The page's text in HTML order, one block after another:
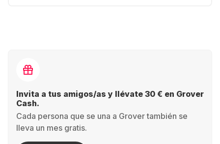
Invita a tus amigos/as y llévate 30 € en Grover
Cash.
Cada persona que se una a Grover también se
lleva un mes gratis.